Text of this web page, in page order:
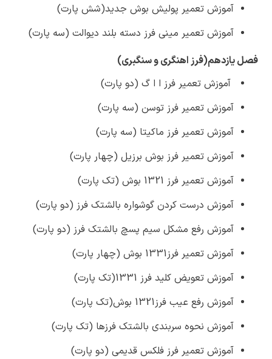
آموزش تعمیر پولیش بوش جدید(شش پارت)
آموزش تعمیر مینی فرز دسته بلند دیوالت (سه پارت)
فصل یازدهم(فرز اهنگری و سنگبری)
آموزش تعمیر فرز ا ا گ (دو پارت)
آموزش تعمیر فرز توسن (سه پارت)
آموزش تعمیر فرز ماکیتا (سه پارت)
آموزش تعمیر فرز بوش برزیل (چهار پارت)
آموزش تعمیر فرز 1321 بوش (تک پارت)
آموزش درست کردن گوشواره بالشتک فرز (دو پارت)
آموزش رفع مشکل سیم پسچ بالشتک فرز (دو پارت)
آموزش تعمیر فرز1331 بوش (چهار پارت)
آموزش تعویض کلید فرز 1331(تک پارت)
آموزش رفع عیب فرز1321 بوش(تک پارت)
آموزش نحوه سربندی بالشتک فرزها (تک پارت)
آموزش تعمیر فرز فلکس قدیمی (دو پارت)